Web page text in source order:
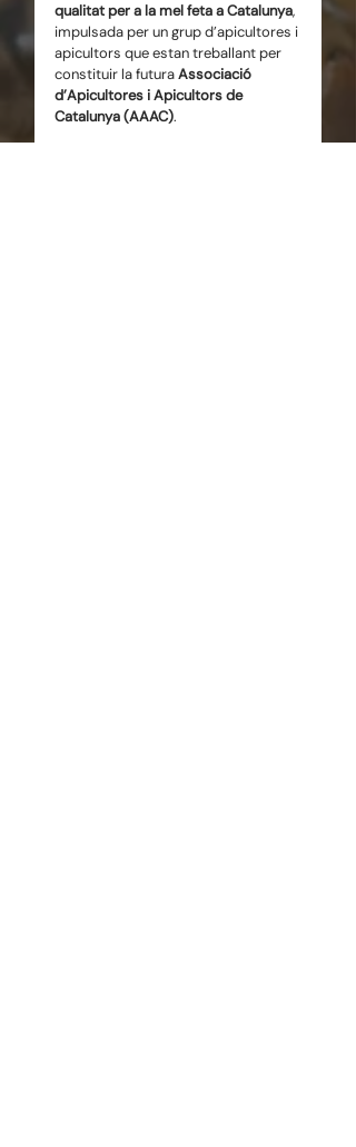
qualitat per a la mel feta a Catalunya,
impulsada per un grup d’apicultores i
apicultors que estan treballant per
constituir la futura Associació
d’Apicultores i Apicultors de
Catalunya (AAAC).